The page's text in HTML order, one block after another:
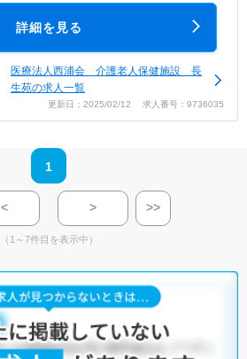
詳細を見る
医療法人西浦会 介護老人保健施設 長
生苑の求人一覧
更新日：2025/02/12 求人番号：9736035
1
< > >>
（1～7件目を表示中）